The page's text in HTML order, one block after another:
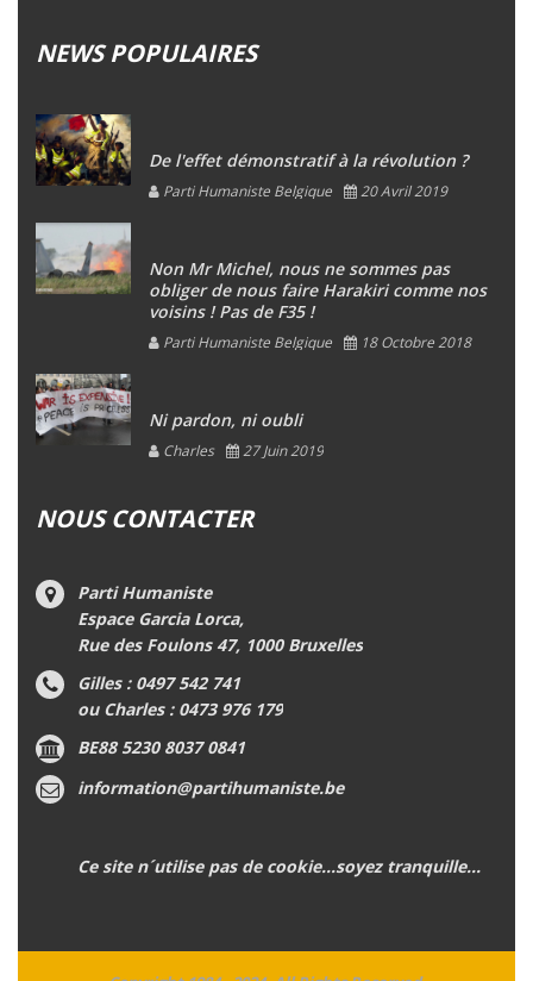
NEWS POPULAIRES
De l'effet démonstratif à la révolution ?
Parti Humaniste Belgique 20 Avril 2019
Non Mr Michel, nous ne sommes pas
obliger de nous faire Harakiri comme nos
voisins ! Pas de F35 !
Parti Humaniste Belgique 18 Octobre 2018
Ni pardon, ni oubli
Charles 27 Juin 2019
NOUS CONTACTER
Parti Humaniste
Espace Garcia Lorca,
Rue des Foulons 47, 1000 Bruxelles
Gilles : 0497 542 741
ou Charles : 0473 976 179
BE88 5230 8037 0841
information@partihumaniste.be
Ce site n´utilise pas de cookie...soyez tranquille...